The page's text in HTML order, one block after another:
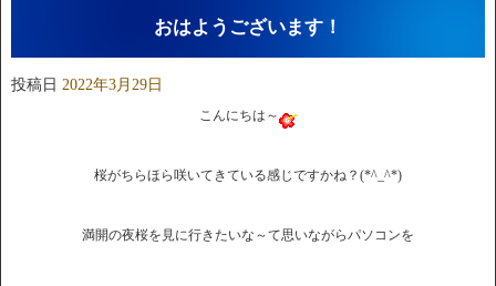
おはようございます！
投稿日 2022年3月29日
こんにちは～
桜がちらほら咲いてきている感じですかね？(*^_^*)
満開の夜桜を見に行きたいな～て思いながらパソコンを